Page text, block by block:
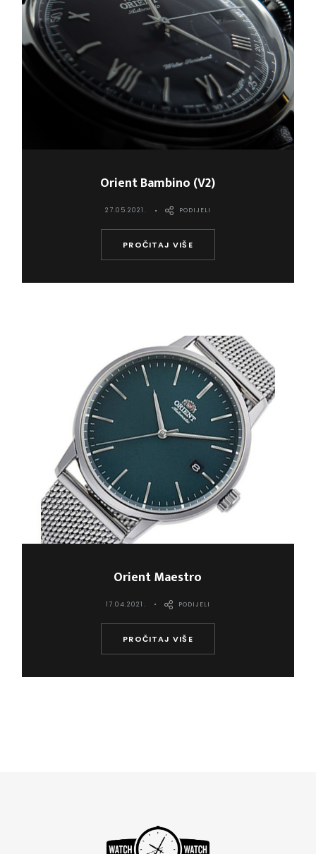
Orient Bambino (V2)
27.05.2021.
PROČITAJ VIŠE
PODIJELI
Orient Maestro
17.04.2021.
PROČITAJ VIŠE
PODIJELI